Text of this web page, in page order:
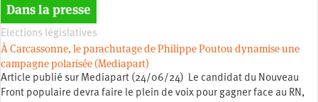
Dans la presse
Elections législatives
À Carcassonne, le parachutage de Philippe Poutou dynamise une
campagne polarisée (Mediapart)
Article publié sur Mediapart (24/06/24) Le candidat du Nouveau
Front populaire devra faire le plein de voix pour gagner face au RN,